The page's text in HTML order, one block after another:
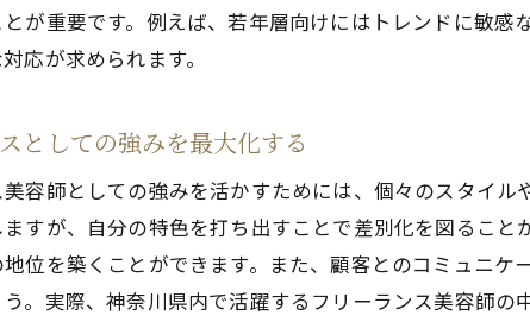
長期的な関係を
地域イベントを
競合他社との差
地域特性を活か
地元の声を反映
が重要です。例えば、若年層向けにはトレンドに敏
応が求められます。
としての強みを最大化する
容師としての強みを活かすためには、個々のスタイ
すが、自分の特色を打ち出すことで差別化を図るこ
位を築くことができます。また、顧客とのコミュニ
。実際、神奈川県内で活躍するフリーランス美容師